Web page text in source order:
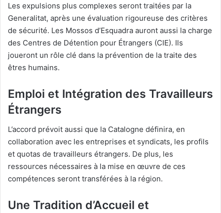
Les expulsions plus complexes seront traitées par la
Generalitat, après une évaluation rigoureuse des critères
de sécurité. Les Mossos d’Esquadra auront aussi la charge
des Centres de Détention pour Étrangers (CIE). Ils
joueront un rôle clé dans la prévention de la traite des
êtres humains.
Emploi et Intégration des Travailleurs
Étrangers
L’accord prévoit aussi que la Catalogne définira, en
collaboration avec les entreprises et syndicats, les profils
et quotas de travailleurs étrangers. De plus, les
ressources nécessaires à la mise en œuvre de ces
compétences seront transférées à la région.
Une Tradition d’Accueil et